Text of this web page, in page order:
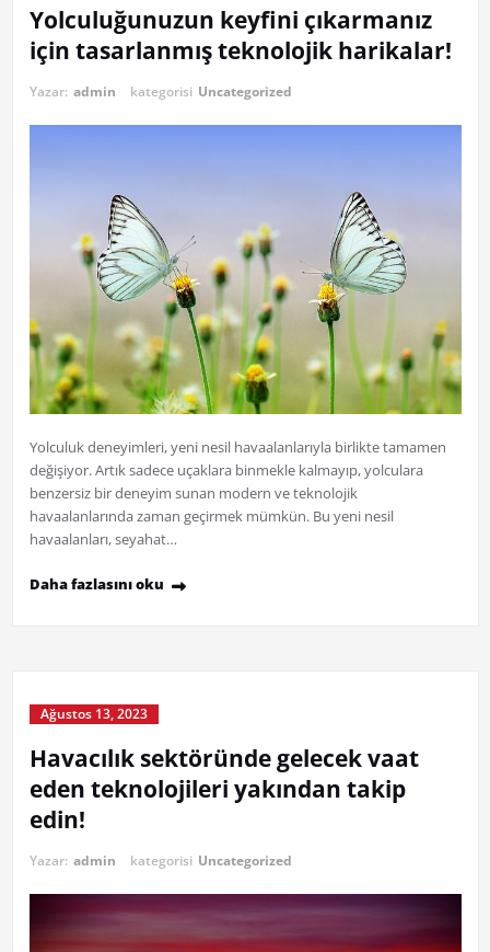
Yolculuğunuzun keyfini çıkarmanız
için tasarlanmış teknolojik harikalar!
Yazar: admin kategorisi Uncategorized
Yolculuk deneyimleri, yeni nesil havaalanlarıyla birlikte tamamen
değişiyor. Artık sadece uçaklara binmekle kalmayıp, yolculara
benzersiz bir deneyim sunan modern ve teknolojik
havaalanlarında zaman geçirmek mümkün. Bu yeni nesil
havaalanları, seyahat…
Daha fazlasını oku
Ağustos 13, 2023
Havacılık sektöründe gelecek vaat
eden teknolojileri yakından takip
edin!
Yazar: admin kategorisi Uncategorized